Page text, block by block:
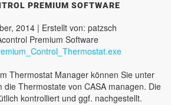
PREMIUM SOFTWARE
2014 | Erstellt von: patzsch
Premium Software
Thermostat Manager können Sie unter
die Thermostate von CASA managen. Die
kontrolliert und ggf. nachgestellt.